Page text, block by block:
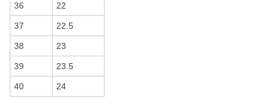
36 22
37 22.5
38 23
39 23.5
40 24